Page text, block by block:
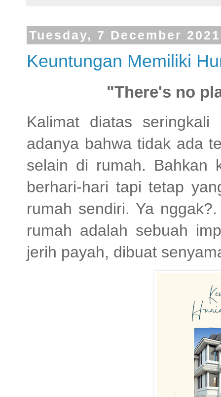
Tuesday, 7 December 2021
Keuntungan Memiliki
"There's no
Kalimat diatas
adanya bahwa tidak ada
selain di rumah. Bahkan
berhari-hari tapi tetap
rumah sendiri. Ya
rumah adalah sebuah
jerih payah, dibuat